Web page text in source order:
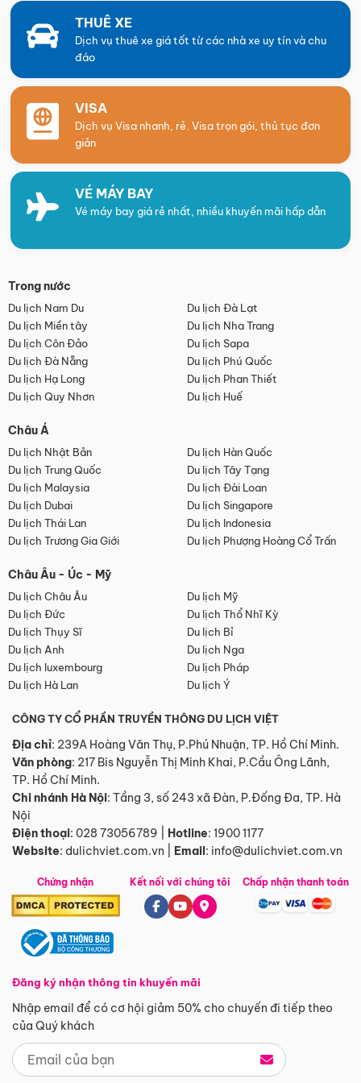
THUÊ XE
Dịch vụ thuê xe giá tốt từ các nhà xe uy tín và chu
đáo
VISA
Dịch vụ Visa nhanh, rẻ. Visa trọn gói, thủ tục đơn
giản
VÉ MÁY BAY
Vé máy bay giá rẻ nhất, nhiều khuyến mãi hấp dẫn
Trong nước
Du lịch Nam Du
Du lịch Đà Lạt
Du lịch Miền tây
Du lịch Nha Trang
Du lịch Côn Đảo
Du lịch Sapa
Du lịch Đà Nẵng
Du lịch Phú Quốc
Du lịch Hạ Long
Du lịch Phan Thiết
Du lịch Quy Nhơn
Du lịch Huế
Châu Á
Du lịch Nhật Bản
Du lịch Hàn Quốc
Du lịch Trung Quốc
Du lịch Tây Tạng
Du lịch Malaysia
Du lịch Đài Loan
Du lịch Dubai
Du lịch Singapore
Du lịch Thái Lan
Du lịch Indonesia
Du lịch Trương Gia Giới
Du lịch Phượng Hoàng Cổ Trấn
Châu Âu - Úc - Mỹ
Du lịch Châu Âu
Du lịch Mỹ
Du lịch Đức
Du lịch Thổ Nhĩ Kỳ
Du lịch Thụy Sĩ
Du lịch Bỉ
Du lịch Anh
Du lịch Nga
Du lịch luxembourg
Du lịch Pháp
Du lịch Hà Lan
Du lịch Ý
CÔNG TY CỔ PHẦN TRUYỀN THÔNG DU LỊCH VIỆT
Địa chỉ: 239A Hoàng Văn Thụ, P.Phú Nhuận, TP. Hồ Chí Minh.
Văn phòng: 217 Bis Nguyễn Thị Minh Khai, P.Cầu Ông Lãnh,
TP. Hồ Chí Minh.
Chi nhánh Hà Nội: Tầng 3, số 243 xã Đàn, P.Đống Đa, TP. Hà
Nội
Điện thoại: 028 73056789 Hotline: 1900 1177
Website: dulichviet.com.vn Email: info@dulichviet.com.vn
Chứng nhận
Đăng ký nhận thông tin khuyến mãi
Nhập email để có cơ hội giảm 50% cho chuyến đi tiếp theo
của Quý khách
Kết nối với chúng tôi Chấp nhận thanh toán